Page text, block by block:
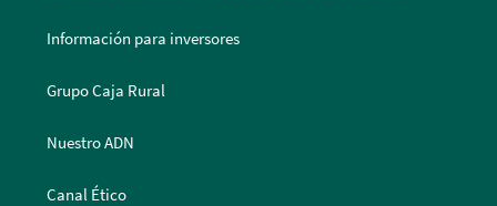
Información para inversores
Grupo Caja Rural
Nuestro ADN
Canal Ético